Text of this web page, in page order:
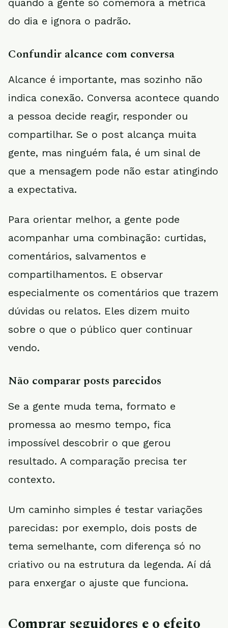
quando a gente só comemora a métrica
do dia e ignora o padrão.
Confundir alcance com conversa
Alcance é importante, mas sozinho não
indica conexão. Conversa acontece quando
a pessoa decide reagir, responder ou
compartilhar. Se o post alcança muita
gente, mas ninguém fala, é um sinal de
que a mensagem pode não estar atingindo
a expectativa.
Para orientar melhor, a gente pode
acompanhar uma combinação: curtidas,
comentários, salvamentos e
compartilhamentos. E observar
especialmente os comentários que trazem
dúvidas ou relatos. Eles dizem muito
sobre o que o público quer continuar
vendo.
Não comparar posts parecidos
Se a gente muda tema, formato e
promessa ao mesmo tempo, fica
impossível descobrir o que gerou
resultado. A comparação precisa ter
contexto.
Um caminho simples é testar variações
parecidas: por exemplo, dois posts de
tema semelhante, com diferença só no
criativo ou na estrutura da legenda. Aí dá
para enxergar o ajuste que funciona.